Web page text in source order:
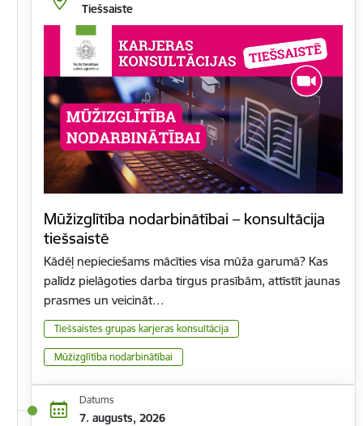
Tiešsaiste
Mūžizglītība nodarbinātībai – konsultācija
tiešsaistē
Kādēļ nepieciešams mācīties visa mūža garumā? Kas
palīdz pielāgoties darba tirgus prasībām, attīstīt jaunas
prasmes un veicināt…
Tiešsaistes grupas karjeras konsultācija
Mūžizglītība nodarbinātībai
Datums
7. augusts, 2026